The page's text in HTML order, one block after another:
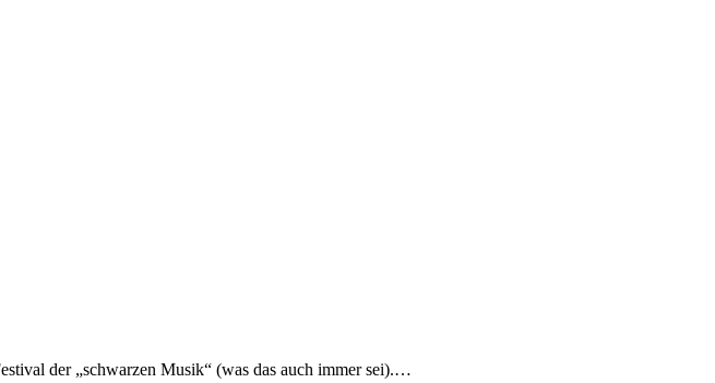
der „schwarzen Musik“ (was das auch immer sei).…